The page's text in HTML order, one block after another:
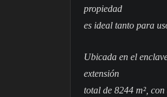
propiedad
es ideal tanto para
Ubicada en el
extensión
total de 8244 m²,